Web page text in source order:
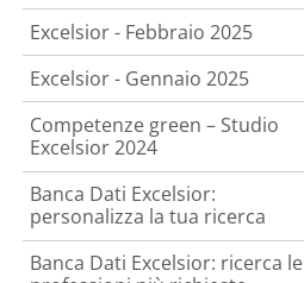
Excelsior - Febbraio 2025
Excelsior - Gennaio 2025
Competenze green – Studio
Excelsior 2024
Banca Dati Excelsior:
personalizza la tua ricerca
Banca Dati Excelsior: ricerca le